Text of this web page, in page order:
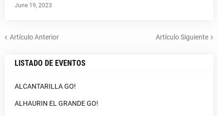
June 19, 2023
Artículo Anterior Artículo Siguiente
LISTADO DE EVENTOS
ALCANTARILLA GO!
ALHAURIN EL GRANDE GO!